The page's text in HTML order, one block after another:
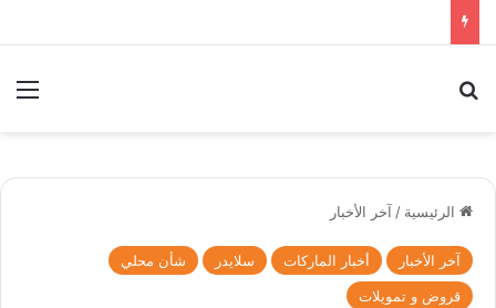
الرئيسية / آخر الأخبار
آخر الأخبار أخبار الماركات سلايدر
شأن محلي
قروض و تمويلات